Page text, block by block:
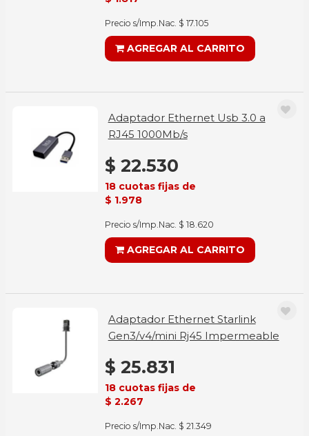
Precio s/Imp.Nac. $ 17.105
AGREGAR AL CARRITO
Adaptador Ethernet Usb 3.0 a
RJ45 1000Mb/s
$ 22.530
18 cuotas fijas de
$ 1.978
Precio s/Imp.Nac. $ 18.620
AGREGAR AL CARRITO
Adaptador Ethernet Starlink
Gen3/v4/mini Rj45 Impermeable
$ 25.831
18 cuotas fijas de
$ 2.267
Precio s/Imp.Nac. $ 21.349